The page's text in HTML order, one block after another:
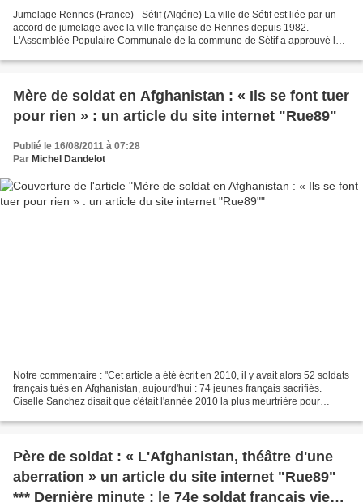
Jumelage Rennes (France) - Sétif (Algérie) La ville de Sétif est liée par un
accord de jumelage avec la ville française de Rennes depuis 1982.
L'Assemblée Populaire Communale de la commune de Sétif a approuvé le
Mère de soldat en Afghanistan : « Ils se font tuer
pour rien » : un article du site internet "Rue89"
Publié le 16/08/2011 à 07:28
Par Michel Dandelot
Notre commentaire : "Cet article a été écrit en 2010, il y avait alors 52 soldats
français tués en Afghanistan, aujourd'hui : 74 jeunes français sacrifiés.
Giselle Sanchez disait que c'était l'année 2010 la plus meurtrière pour
Père de soldat : « L'Afghanistan, théâtre d'une
aberration » un article du site internet "Rue89"
*** Dernière minute : le 74e soldat français vient